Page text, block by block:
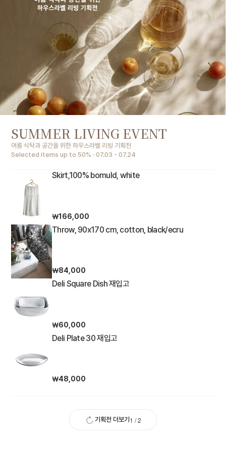
SUMMER LIVING EVENT
여름 식탁과 공간을 위한 하우스라벨 리빙 기획전
Selected items up to 50% · 07.03 - 07.24
Skirt,100% bomuld, white
￦166,000
Throw, 90x170 cm, cotton, black/ecru
￦84,000
Deli Square Dish 재입고
￦60,000
Deli Plate 30 재입고
￦48,000
기획전 더보기 1 /2